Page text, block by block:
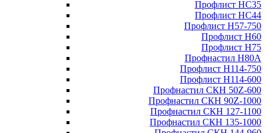
Профлист НС35
Профлист НС44
Профлист Н57-750
Профлист Н60
Профлист Н75
Профнастил Н80А
Профлист Н114-750
Профлист Н114-600
Профнастил СКН 50Z-600
Профнастил СКН 90Z-1000
Профнастил СКН 127-1100
Профнастил СКН 135-1000